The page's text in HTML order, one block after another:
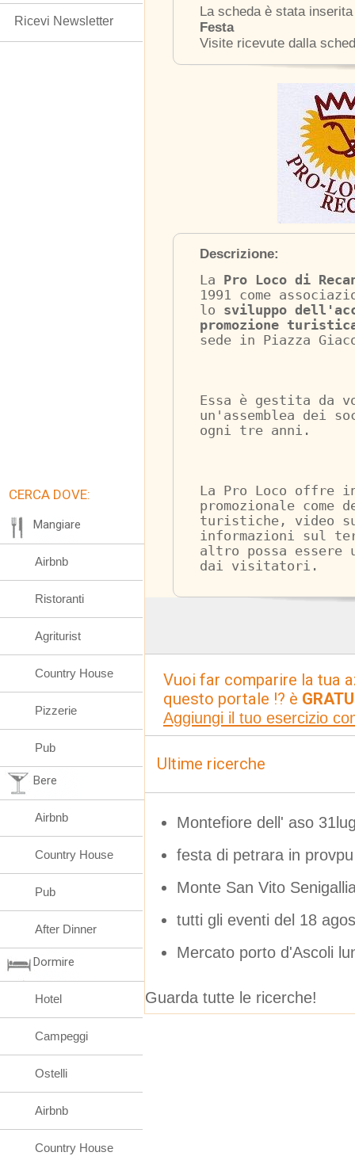
La scheda è stata
Festa
Visite ricevute dalla
Descrizione:
La Pro Loco di
1991 come
lo sviluppo
promozione
sede in Piazza
Essa è gestita da
un'assemblea dei
ogni tre anni.
La Pro Loco offre
promozionale
turistiche, video
informazioni sul
altro possa
dai visitatori.
Vuoi far comparire la tua
questo portale !? è
Aggiungi il tuo esercizio
Ultime ricerche
Montefiore dell' aso
festa di petrara in provpu
Monte San Vito
tutti gli eventi del 18
Mercato porto d'Ascoli
Guarda tutte le ricerche!
Ricevi Newsletter
CERCA DOVE:
Mangiare
Airbnb
Ristoranti
Agriturist
Country House
Pizzerie
Pub
Bere
Airbnb
Country House
Pub
After Dinner
Dormire
Hotel
Campeggi
Ostelli
Airbnb
Country House